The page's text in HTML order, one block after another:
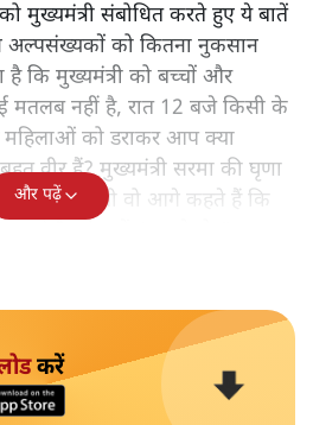
मुख्यमंत्री संबोधित करते हुए ये बातें
को कितना नुकसान
कि मुख्यमंत्री को बच्चों और
मतलब नहीं है, रात 12 बजे किसी के
को डराकर आप क्या
वीर हैं? मुख्यमंत्री सरमा की घृणा
यहीं नहीं रुकती वो आगे कहते हैं कि
और पढ़ें
करें